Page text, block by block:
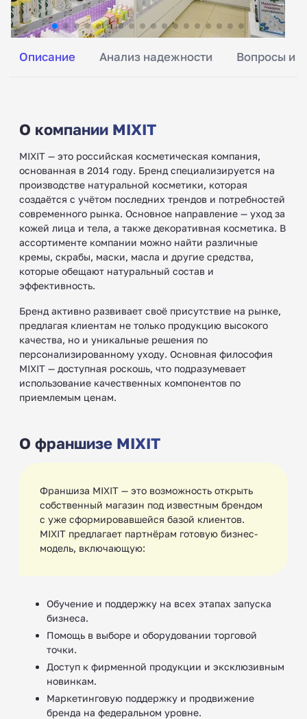
Описание Анализ надежности Вопросы и
О компании MIXIT
MIXIT — это российская косметическая компания,
основанная в 2014 году. Бренд специализируется на
производстве натуральной косметики, которая
создаётся с учётом последних трендов и потребностей
современного рынка. Основное направление — уход за
кожей лица и тела, а также декоративная косметика. В
ассортименте компании можно найти различные
кремы, скрабы, маски, масла и другие средства,
которые обещают натуральный состав и
эффективность.
Бренд активно развивает своё присутствие на рынке,
предлагая клиентам не только продукцию высокого
качества, но и уникальные решения по
персонализированному уходу. Основная философия
MIXIT — доступная роскошь, что подразумевает
использование качественных компонентов по
приемлемым ценам.
О франшизе MIXIT
Франшиза MIXIT — это возможность открыть
собственный магазин под известным брендом
с уже сформировавшейся базой клиентов.
MIXIT предлагает партнёрам готовую бизнес-
модель, включающую:
Обучение и поддержку на всех этапах запуска
бизнеса.
Помощь в выборе и оборудовании торговой
точки.
Доступ к фирменной продукции и эксклюзивным
новинкам.
Маркетинговую поддержку и продвижение
бренда на федеральном уровне.